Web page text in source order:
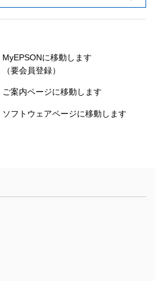
MyEPSONに移動します
（要会員登録）
ご案内ページに移動します
ソフトウェアページに移動します